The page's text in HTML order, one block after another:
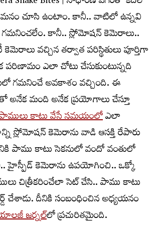
చూసి ఉంటాం. కానీ.. వాటిలో ఉన్నవి
గమనించలేం. కానీ.. స్లోమోషన్‌ కెమెరాలు..
వచ్చిన తర్వాత పరిస్థితులు పూర్తిగా
ఎలా చోటు చేసుకుంటున్నది
గమనించే అవకాశం వచ్చింది. ఈ
మంది అనేక ప్రయోగాలు చేస్తూ
కాటు వేసే సమయంలోఎలా
స్లోమోషన్‌ కెమెరాను వాడి ఆసక్తి రేపారు
పాము కాటు సెకనులో వందో వంతులో
హైస్పీడ్‌ కెమెరాను ఉపయోగించి.. ఒక్కో
చిత్రీకరించేలా సెట్‌ చేసి.. పాము కాటు
చేశాడు. దీనికి సంబంధించిన అధ్యయనం
జర్నల్‌లో ప్రచురితమైంది.